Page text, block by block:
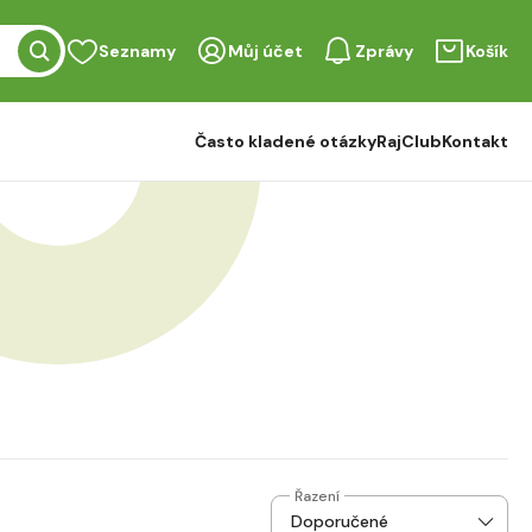
Seznamy Můj účet Zprávy Košík
Často kladené otázkyRajClubKontakt
Řazení